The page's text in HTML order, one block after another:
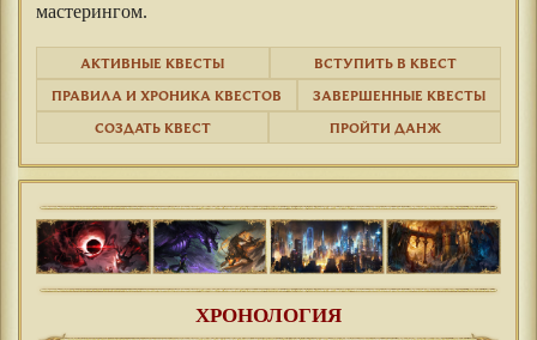
мастерингом.
АКТИВНЫЕ КВЕСТЫ
ВСТУПИТЬ В КВЕСТ
ПРАВИЛА И ХРОНИКА КВЕСТОВ
ЗАВЕРШЕННЫЕ КВЕСТЫ
СОЗДАТЬ КВЕСТ
ПРОЙТИ ДАНЖ
ХРОНОЛОГИЯ